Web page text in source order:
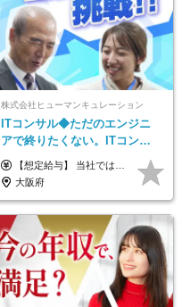
株式会社ヒューマンキュレーション
ITコンサル◆ただのエンジニ
アで終りたくない。ITコンサ
ル・PMに挑戦出来る！成長中
の次世代IT企業
【想定給与】 当社では、すべてのプロジェクトで受注単価を完全開示。 給与はその単価に連動し、還元率は80％以上を保証しています。 経験・スキル・貢献度に応じて報酬を正当に評価し、前職年収の保証も行っています。 ■正社員 月給35万円以上＋賞与年2回（みなし残業20h分含む） ◇試用期間は3ヶ月（期間中の待遇に変更なし） ◇みなし残業は案件先によって異なります。詳細は面談にてご説明致します。 ※経験・スキルを考慮し優遇 年収例： ・29歳女性／年収700万円（開発→上流転向） ・38歳男性／年収1,100万円（PMO・マネジメント） ・47歳男性／年収1,300万円（ITコンサル・高裁量案件）
大阪府